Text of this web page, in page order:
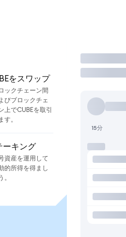
をスワップ
ックチェーン間
びブロックチェ
上でCUBEを取引
す。
ーキング
資産を運用して
的所得を得まし
。
取引
15分